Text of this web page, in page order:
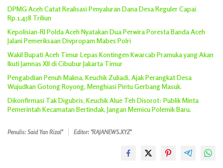
DPMG Aceh Catat Realisasi Penyaluran Dana Desa Reguler Capai
Rp.1,458 Triliun
Kepolisian-RI Polda Aceh Nyatakan Dua Perwira Poresta Banda Aceh
Jalani Pemeriksaan Divpropam Mabes Polri
Wakil Bupati Aceh Timur Lepas Kontingen Kwarcab Pramuka yang Akan
Ikuti Jamnas XII di Cibubur Jakarta Timur
Pengabdian Penuh Makna, Keuchik Zuliadi, Ajak Perangkat Desa
Wujudkan Gotong Royong, Menghiasi Pintu Gerbang Masuk.
Dikonfirmasi Tak Digubris, Keuchik Alue Teh Disorot: Publik Minta
Pemerintah Kecamatan Bertindak, Jangan Memicu Polemik Baru.
Penulis: Said Yan Rizal" Editor: "RAJANEWS.XYZ"